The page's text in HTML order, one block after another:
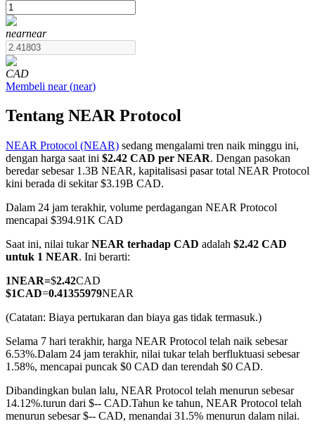
COIN-M Berjangka
Mata Uang Kripto Berjangka
TradFi
Derivatif saham, forex, logam mulia, dan komoditas
USDC Berjangka
Kontrak berjangka menggunakan USDC sebagai jaminannya
nearnear
CAD
Membeli near(near)
Tentang NEAR Protocol
NEAR Protocol (NEAR) sedang mengalami tren naik minggu ini,
dengan harga saat ini $2.42 CAD per NEAR. Dengan pasokan
beredar sebesar 1.3B NEAR, kapitalisasi pasar total NEAR Protocol
kini berada di sekitar $3.19B CAD.
Dalam 24 jam terakhir, volume perdagangan NEAR Protocol
mencapai $394.91K CAD
Saat ini, nilai tukarNEAR terhadap CAD adalah $2.42 CAD
untuk 1 NEAR. Ini berarti:
1NEAR=$2.42CAD
$1CAD=0.41355979NEAR
(Catatan: Biaya pertukaran dan biaya gas tidak termasuk.)
Selama 7 hari terakhir, harga NEAR Protocol telah naik sebesar
6.53%.Dalam 24 jam terakhir, nilai tukar telah berfluktuasi sebesar
1.58%, mencapai puncak $0 CAD dan terendah $0 CAD.
Dibandingkan bulan lalu, NEAR Protocol telah menurun sebesar
14.12%.turun dari $-- CAD.Tahun ke tahun, NEAR Protocol telah
menurun sebesar $-- CAD, menandai 31.5% menurun dalam nilai.